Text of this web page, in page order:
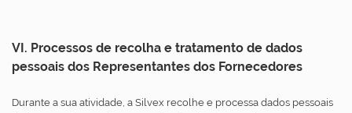
VI. Processos de recolha e tratamento de dados
pessoais dos Representantes dos Fornecedores
Durante a sua atividade, a Silvex recolhe e processa dados pessoais